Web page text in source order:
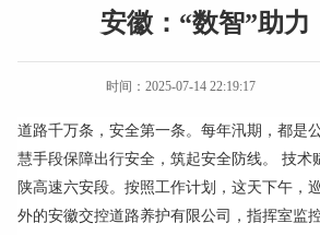
安徽：“数智”助
时间：2025-07-14 22:19:17
道路千万条，安全第一条。每年汛期，都是
慧手段保障出行安全，筑起安全防线。 技术
陕高速六安段。按照工作计划，这天下午，
外的安徽交控道路养护有限公司，指挥室监